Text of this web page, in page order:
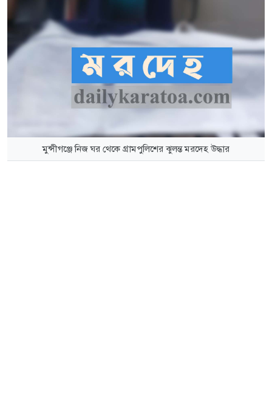
মুন্সীগঞ্জে নিজ ঘর থেকে গ্রামপুলিশের ঝুলন্ত মরদেহ উদ্ধার